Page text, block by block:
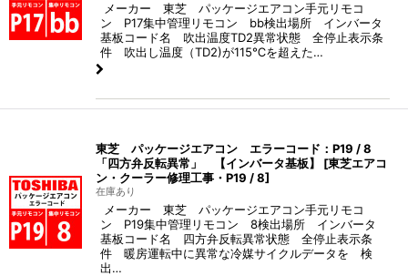
メーカー 東芝 パッケージエアコン手元リモコ
ン P17集中管理リモコン bb検出場所 インバータ
基板コード名 吹出温度TD2異常状態 全停止表示条
件 吹出し温度（TD2)が115℃を超えた…
東芝 パッケージエアコン エラーコード：P19 / 8
「四方弁反転異常」 【インバータ基板】
[東芝エアコ
ン・クーラー修理工事・P19 / 8]
在庫あり
メーカー 東芝 パッケージエアコン手元リモコ
ン P19集中管理リモコン 8検出場所 インバータ
基板コード名 四方弁反転異常状態 全停止表示条
件 暖房運転中に異常な冷媒サイクルデータを 検
出…